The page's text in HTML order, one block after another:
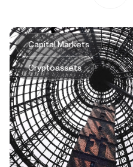
Capital Markets
Cryptoassets